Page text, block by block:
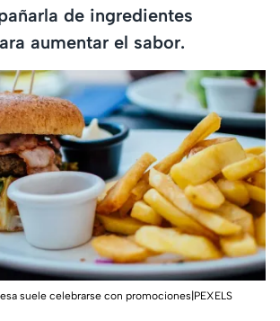
de ingredientes
aumentar el sabor.
suele celebrarse con promociones|PEXELS